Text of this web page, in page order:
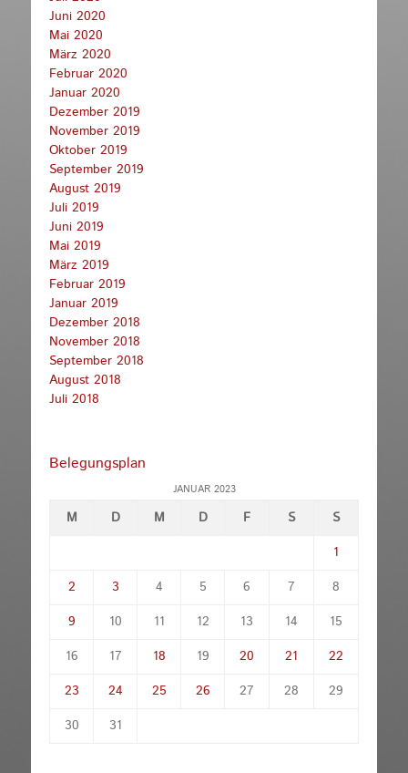
Juni 2020
Mai 2020
März 2020
Februar 2020
Januar 2020
Dezember 2019
November 2019
Oktober 2019
September 2019
August 2019
Juli 2019
Juni 2019
Mai 2019
März 2019
Februar 2019
Januar 2019
Dezember 2018
November 2018
September 2018
August 2018
Juli 2018
Belegungsplan
JANUAR 2023
M D M D F S
S
1
2
3 4 5 6 7
8
9
10 11 12 13 14
15
16
17 18 19 20 21
22
23
24 25 26 27 28
29
30
31